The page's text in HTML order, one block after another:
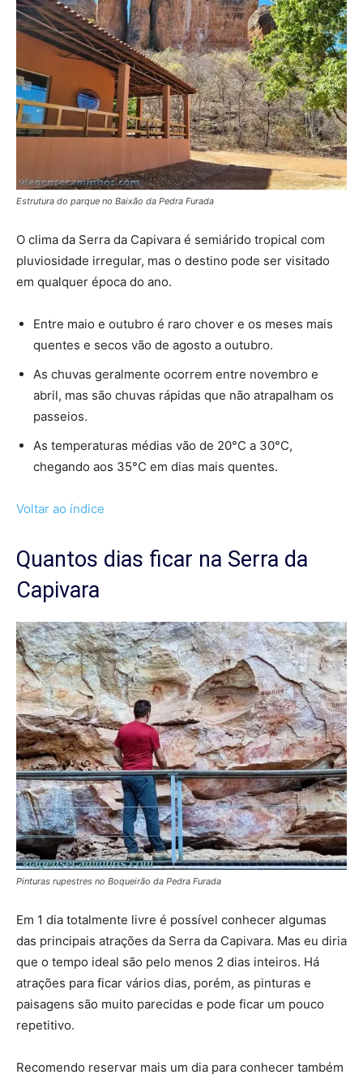
Estrutura do parque no Baixão da Pedra Furada
O clima da Serra da Capivara é semiárido tropical com
pluviosidade irregular, mas o destino pode ser visitado
em qualquer época do ano.
Entre maio e outubro é raro chover e os meses mais
quentes e secos vão de agosto a outubro.
As chuvas geralmente ocorrem entre novembro e
abril, mas são chuvas rápidas que não atrapalham os
passeios.
As temperaturas médias vão de 20°C a 30°C,
chegando aos 35°C em dias mais quentes.
Voltar ao índice
Quantos dias ficar na Serra da
Capivara
Pinturas rupestres no Boqueirão da Pedra Furada
Em 1 dia totalmente livre é possível conhecer algumas
das principais atrações da Serra da Capivara. Mas eu diria
que o tempo ideal são pelo menos 2 dias inteiros. Há
atrações para ficar vários dias, porém, as pinturas e
paisagens são muito parecidas e pode ficar um pouco
repetitivo.
Recomendo reservar mais um dia para conhecer também